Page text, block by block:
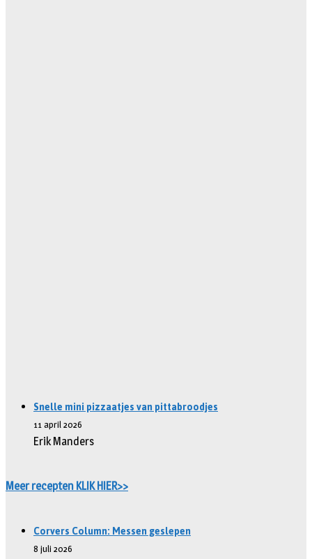
Snelle mini pizzaatjes van pittabroodjes
11 april 2026
Erik Manders
Meer recepten KLIK HIER>>
Corvers Column: Messen geslepen
8 juli 2026